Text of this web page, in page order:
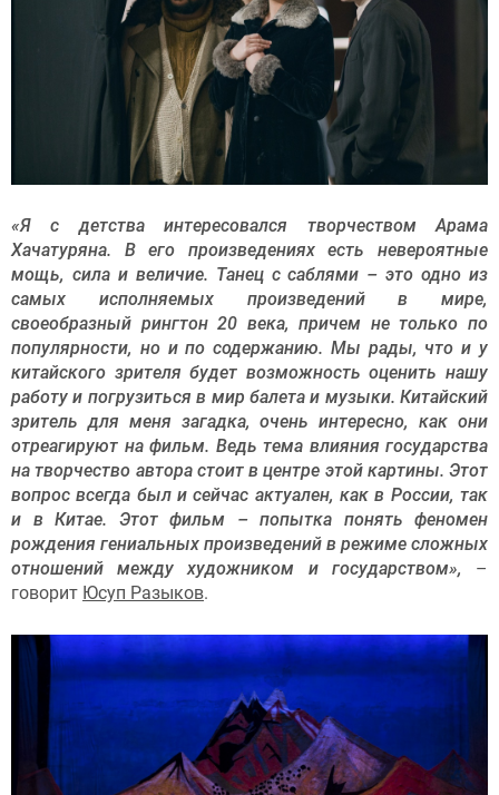
«Я с детства интересовался творчеством Арама
Хачатуряна. В его произведениях есть невероятные
мощь, сила и величие. Танец с саблями – это одно из
самых исполняемых произведений в мире,
своеобразный рингтон 20 века, причем не только по
популярности, но и по содержанию. Мы рады, что и у
китайского зрителя будет возможность оценить нашу
работу и погрузиться в мир балета и музыки. Китайский
зритель для меня загадка, очень интересно, как они
отреагируют на фильм. Ведь тема влияния государства
на творчество автора стоит в центре этой картины. Этот
вопрос всегда был и сейчас актуален, как в России, так
и в Китае. Этот фильм – попытка понять феномен
рождения гениальных произведений в режиме сложных
отношений между художником и государством», –
говорит Юсуп Разыков.